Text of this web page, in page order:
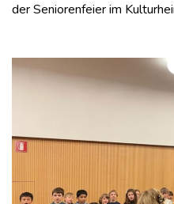
der Seniorenfeier im